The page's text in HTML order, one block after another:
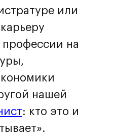
или
на
нашей
: кто это и